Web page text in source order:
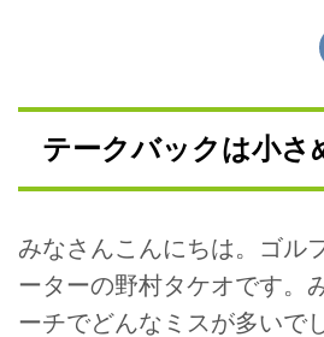
テークバックは小さ
みなさんこんにちは。ゴル
ーターの野村タケオです。
ーチでどんなミスが多いで